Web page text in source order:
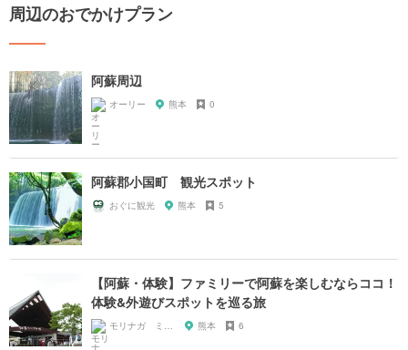
周辺のおでかけプラン
阿蘇周辺
オーリー 熊本 0
阿蘇郡小国町 観光スポット
おぐに観光 熊本 5
【阿蘇・体験】ファミリーで阿蘇を楽しむならココ！
体験&外遊びスポットを巡る旅
熊本 6